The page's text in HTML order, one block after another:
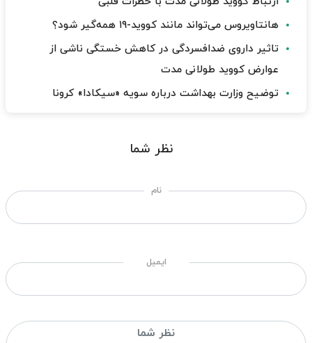
هانتاویروس می‌تواند مانند کووید-۱۹ همه‌گیر شود؟
تاثیر داروی ضدافسردگی در کاهش خستگی ناشی از
عوارض کووید طولانی مدت
توضیح وزارت بهداشت درباره سویه «سیکادا» کرونا
نظر شما
نام
ایمیل